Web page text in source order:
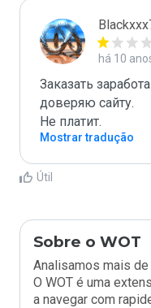
há 10
Заказать
доверяю сайту.
Mostrar tradução
Útil
Sobre o WOT
Analisamos mais
O WOT é uma
a navegar com